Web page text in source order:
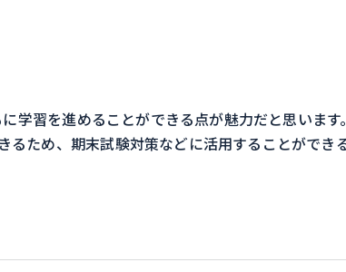
学習を進めることができる点が魅力だと思いま
るため、期末試験対策などに活用することができ